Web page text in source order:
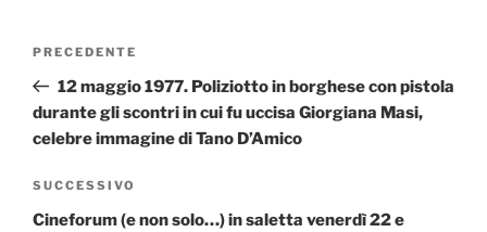
Articolo
precedente:
PRECEDENTE
12 maggio 1977. Poliziotto in borghese con pistola
durante gli scontri in cui fu uccisa Giorgiana Masi,
celebre immagine di Tano D’Amico
Articolo
successivo
SUCCESSIVO
Cineforum (e non solo…) in saletta venerdì 22 e